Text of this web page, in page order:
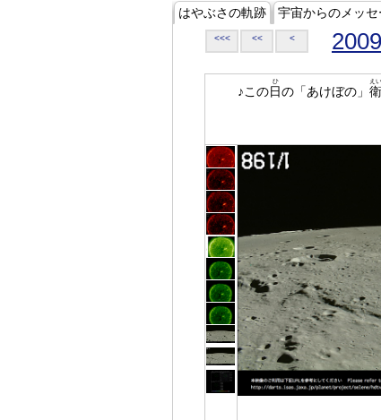
はやぶさの軌跡 宇宙からのメッセ
<<< << <
♪この日
ひ
の「あけぼの」
え